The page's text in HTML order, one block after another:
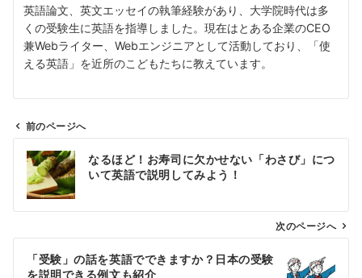
英語論文、英文エッセイの執筆経験があり、大学院時代は多
くの受験生に英語を指導しました。現在はとある企業のCEO
兼Webライター、Webエンジニアとして活動しており、「使
える英語」を近所のこどもたちに教えています。
前のページへ
なるほど！お寿司に欠かせない「わさび」につ
いて英語で説明してみよう！
次のページへ
「受験」の話を英語でできますか？日本の受験
を説明できる例文も紹介